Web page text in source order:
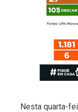
Nesta quarta-